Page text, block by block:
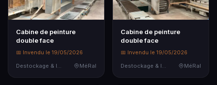
Cabine de peinture
double face
📅 Invendu le 19/05/2026
Destockage & Invendus
MéRal
Cabine de peinture
double face
📅 Invendu le 19/05/2026
Destockage & Invendus
MéRal